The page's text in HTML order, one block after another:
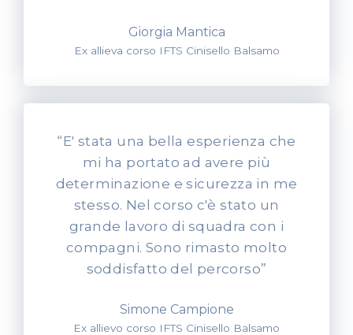
Giorgia Mantica
Ex allieva corso IFTS Cinisello Balsamo
“E' stata una bella esperienza che
mi ha portato ad avere più
determinazione e sicurezza in me
stesso. Nel corso c'è stato un
grande lavoro di squadra con i
compagni. Sono rimasto molto
soddisfatto del percorso”
Simone Campione
Ex allievo corso IFTS Cinisello Balsamo